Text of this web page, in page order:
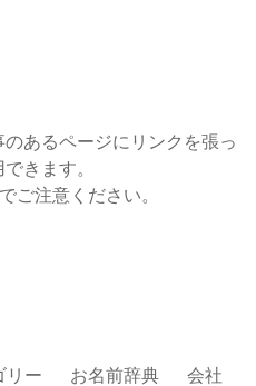
あるページにリンクを張っ
きます。
ご注意ください。
リー お名前辞典 会社